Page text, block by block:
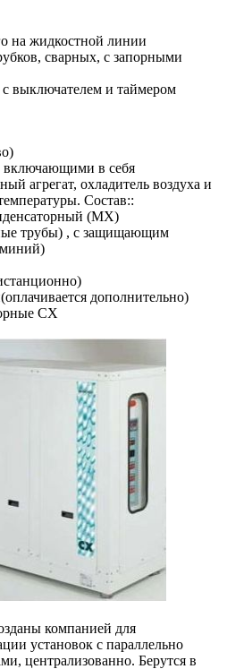
на жидкостной линии
сварных, с запорными
с выключателем и таймером
включающими в себя
агрегат, охладитель воздуха и
Состав::
(МХ)
трубы) , с защищающим
дополнительно)
CX
компанией для
установок с параллельно
централизованно. Берутся в